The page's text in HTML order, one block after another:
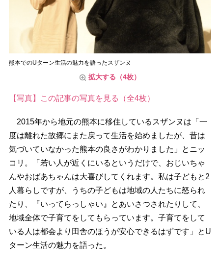
熊本でのUターン生活の魅力を語ったスザンヌ
拡大する（4枚）
【写真】この記事の写真を見る（全4枚）
2015年から地元の熊本に移住しているスザンヌは「一
度は離れた故郷にまた戻って生活を始めましたが、昔は
気づいていなかった熊本の良さがわかりました」とニッ
コリ。「若い人が近くにいるというだけで、おじいちゃ
んやおばあちゃんは大喜びしてくれます。私は子どもと2
人暮らしですが、うちの子どもは地域の人たちに怒られ
たり、『いってらっしゃい』とあいさつされたりして、
地域全体で子育てをしてもらっています。子育てをして
いる人は都会より田舎のほうが安心できるはずです」とU
ターン生活の魅力を語った。